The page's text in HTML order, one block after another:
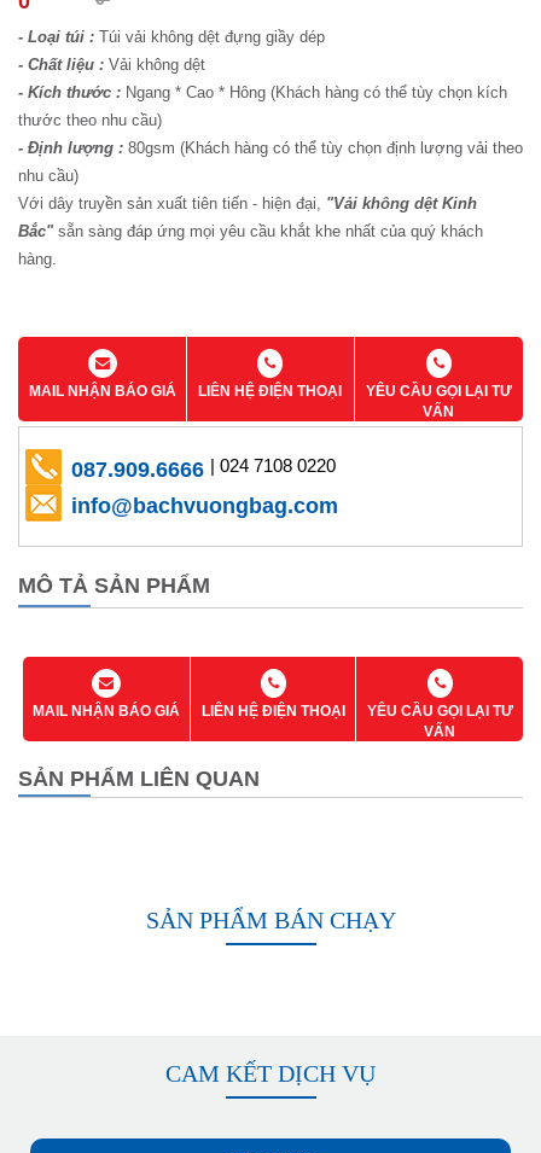
- Loại túi : Túi vải không dệt đựng giầy dép
- Chất liệu : Vải không dệt
- Kích thước : Ngang * Cao * Hông (Khách hàng có thể tùy chọn kích
thước theo nhu cầu)
- Định lượng : 80gsm (Khách hàng có thể tùy chọn định lượng vải theo
nhu cầu)
Với dây truyền sản xuất tiên tiến - hiện đại, "Vải không dệt Kinh
Bắc"sẵn sàng đáp ứng mọi yêu cầu khắt khe nhất của quý khách
hàng.
MAIL NHẬN BÁO GIÁ LIÊN HỆ ĐIỆN THOẠI
YÊU CẦU GỌI LẠI TƯ
VẤN
087.909.6666 | 024 7108 0220
info@bachvuongbag.com
MÔ TẢ SẢN PHẨM
MAIL NHẬN BÁO GIÁ LIÊN HỆ ĐIỆN THOẠI
YÊU CẦU GỌI LẠI TƯ
VẤN
SẢN PHẨM LIÊN QUAN
SẢN PHẨM BÁN CHẠY
CAM KẾT DỊCH VỤ